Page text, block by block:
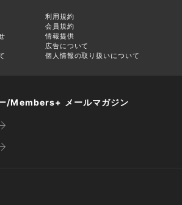
利用規約
会員規約
情報提供
広告について
個人情報の取り扱いについて
/Members+ メールマガジン